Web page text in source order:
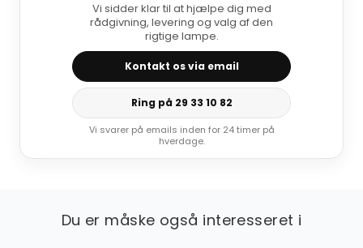
Vi sidder klar til at hjælpe dig med
rådgivning, levering og valg af den
rigtige lampe.
Kontakt os via email
Ring på 29 33 10 82
Vi svarer på emails inden for 24 timer på
hverdage.
Du er måske også interesseret i